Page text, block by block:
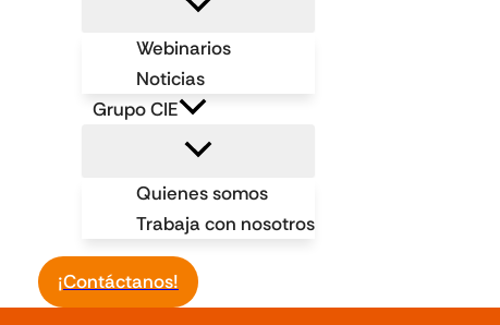
Webinarios
Noticias
Grupo CIE
Quienes somos
Trabaja con nosotros
¡Contáctanos!